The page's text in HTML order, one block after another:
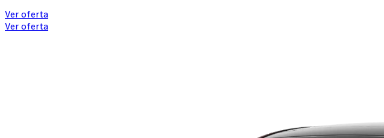
Ver oferta
Ver oferta